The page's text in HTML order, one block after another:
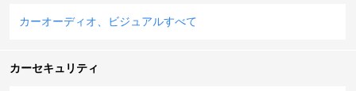
カーオーディオ、ビジュアルすべて
カーセキュリティ